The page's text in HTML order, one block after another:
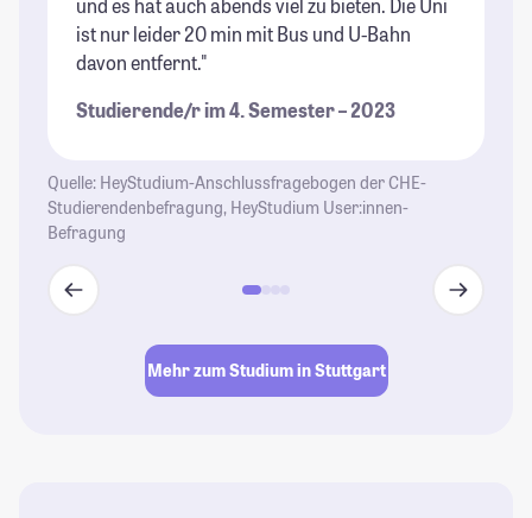
und es hat auch abends viel zu bieten. Die Uni
ist nur leider 20 min mit Bus und U-Bahn
davon entfernt."
Studierende/r im 4. Semester – 2023
Quelle: HeyStudium-Anschlussfragebogen der CHE-
Studierendenbefragung, HeyStudium User:innen-
Befragung
Mehr zum Studium in Stuttgart